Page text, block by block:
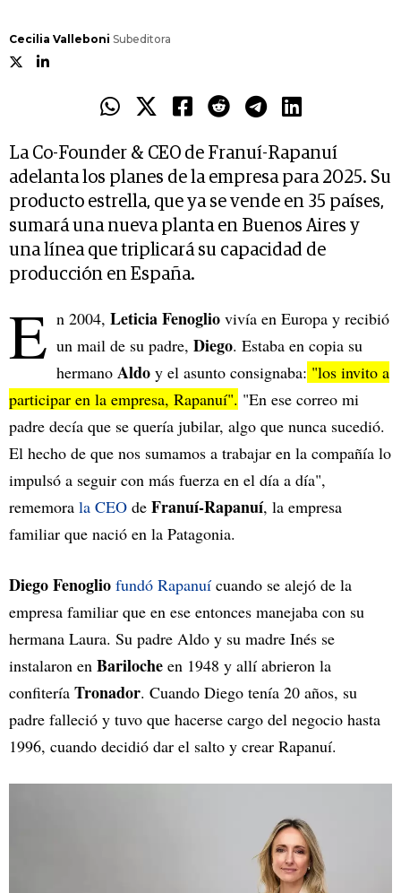
Cecilia Valleboni Subeditora
La Co-Founder & CEO de Franuí-Rapanuí
adelanta los planes de la empresa para 2025. Su
producto estrella, que ya se vende en 35 países,
sumará una nueva planta en Buenos Aires y
una línea que triplicará su capacidad de
producción en España.
E n 2004, Leticia Fenoglio vivía en Europa y recibió
un mail de su padre, Diego. Estaba en copia su
hermano Aldo y el asunto consignaba: "los invito a
participar en la empresa, Rapanuí". "En ese correo mi
padre decía que se quería jubilar, algo que nunca sucedió.
El hecho de que nos sumamos a trabajar en la compañía lo
impulsó a seguir con más fuerza en el día a día",
rememora la CEO de Franuí-Rapanuí, la empresa
familiar que nació en la Patagonia.
Diego Fenoglio fundó Rapanuí cuando se alejó de la
empresa familiar que en ese entonces manejaba con su
hermana Laura. Su padre Aldo y su madre Inés se
instalaron en Bariloche en 1948 y allí abrieron la
confitería Tronador. Cuando Diego tenía 20 años, su
padre falleció y tuvo que hacerse cargo del negocio hasta
1996, cuando decidió dar el salto y crear Rapanuí.